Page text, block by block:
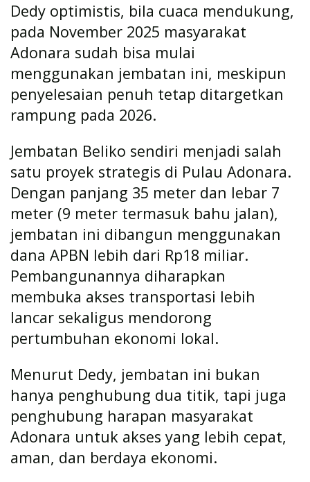
Dedy optimistis, bila cuaca mendukung,
pada November 2025 masyarakat
Adonara sudah bisa mulai
menggunakan jembatan ini, meskipun
penyelesaian penuh tetap ditargetkan
rampung pada 2026.
Jembatan Beliko sendiri menjadi salah
satu proyek strategis di Pulau Adonara.
Dengan panjang 35 meter dan lebar 7
meter (9 meter termasuk bahu jalan),
jembatan ini dibangun menggunakan
dana APBN lebih dari Rp18 miliar.
Pembangunannya diharapkan
membuka akses transportasi lebih
lancar sekaligus mendorong
pertumbuhan ekonomi lokal.
Menurut Dedy, jembatan ini bukan
hanya penghubung dua titik, tapi juga
penghubung harapan masyarakat
Adonara untuk akses yang lebih cepat,
aman, dan berdaya ekonomi.